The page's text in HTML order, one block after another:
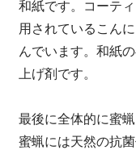
和紙です。コーテ
用されているこん
んでいます。和紙
上げ剤です。
最後に全体的に蜜
蜜蝋には天然の抗菌